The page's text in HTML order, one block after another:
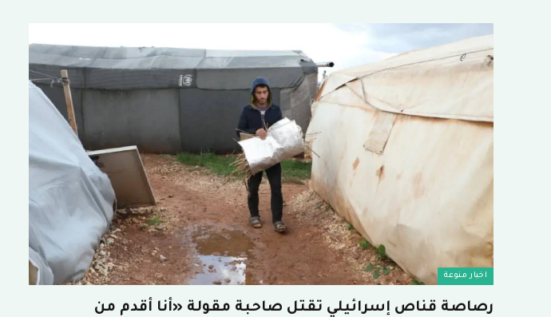
اخبار منوعة
رصاصة قناص إسرائيلي تقتل صاحبة مقولة «أنا أقدم من